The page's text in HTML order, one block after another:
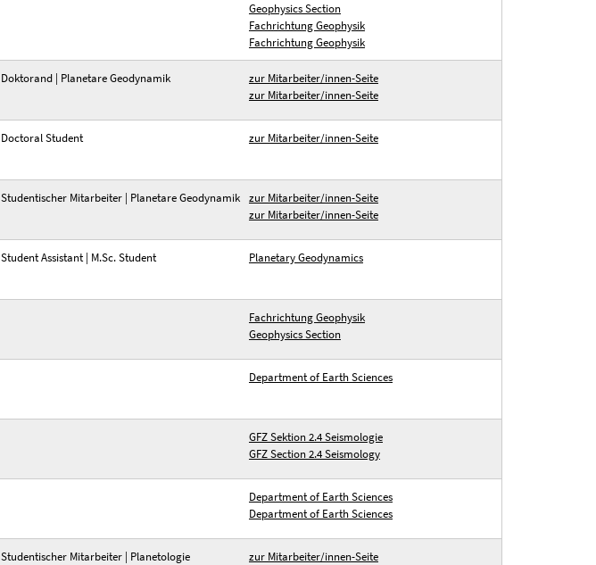
Geophysics Section
Fachrichtung Geophysik
Fachrichtung Geophysik
Doktorand | Planetare Geodynamik
zur Mitarbeiter/innen-Seite
zur Mitarbeiter/innen-Seite
Doctoral Student zur Mitarbeiter/innen-Seite
Studentischer Mitarbeiter | Planetare Geodynamik zur Mitarbeiter/innen-Seite
zur Mitarbeiter/innen-Seite
Student Assistant | M.Sc. Student Planetary Geodynamics
Fachrichtung Geophysik
Geophysics Section
Department of Earth Sciences
GFZ Sektion 2.4 Seismologie
GFZ Section 2.4 Seismology
Department of Earth Sciences
Department of Earth Sciences
Studentischer Mitarbeiter | Planetologie
zur Mitarbeiter/innen-Seite